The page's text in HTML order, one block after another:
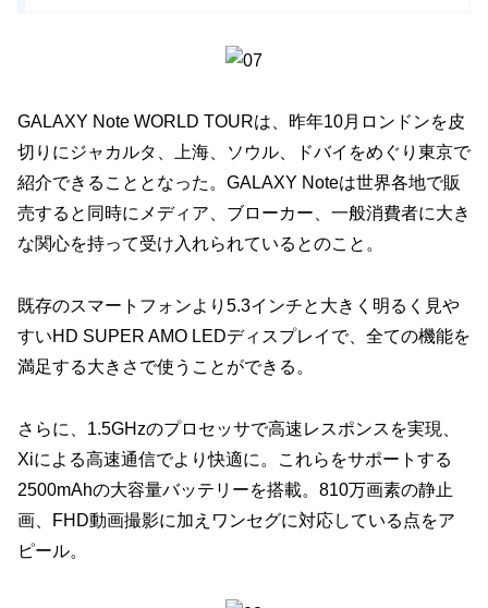
GALAXY Note WORLD TOURは、昨年10月ロンドンを皮
切りにジャカルタ、上海、ソウル、ドバイをめぐり東京で
紹介できることとなった。GALAXY Noteは世界各地で販
売すると同時にメディア、ブローカー、一般消費者に大き
な関心を持って受け入れられているとのこと。
既存のスマートフォンより5.3インチと大きく明るく見や
すいHD SUPER AMO LEDディスプレイで、全ての機能を
満足する大きさで使うことができる。
さらに、1.5GHzのプロセッサで高速レスポンスを実現、
Xiによる高速通信でより快適に。これらをサポートする
2500mAhの大容量バッテリーを搭載。810万画素の静止
画、FHD動画撮影に加えワンセグに対応している点をア
ピール。